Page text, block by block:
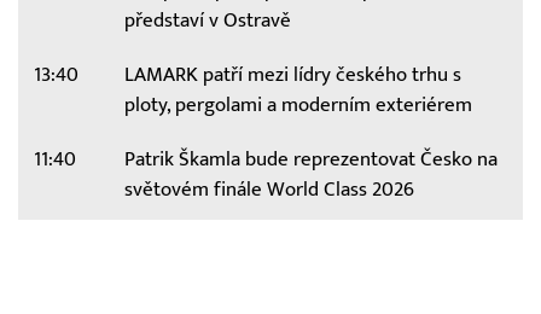
představí v Ostravě
13:40
LAMARK patří mezi lídry českého trhu s
ploty, pergolami a moderním exteriérem
11:40
Patrik Škamla bude reprezentovat Česko na
světovém finále World Class 2026